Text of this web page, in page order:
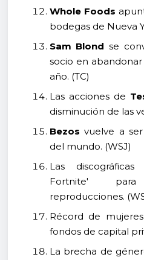
Whole Foods
bodegas de Nueva
Sam Blond se
socio en abandonar
año. (TC)
Las acciones de
disminución de las
Bezos vuelve a
del mundo. (WSJ)
Las
Fortnite'
reproducciones.
Récord de
fondos de capital
La brecha de